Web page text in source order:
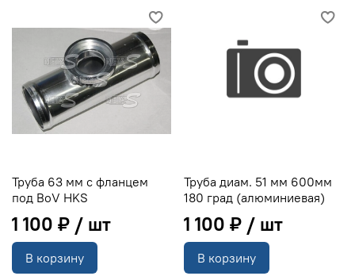
Труба 63 мм с фланцем
под BoV HKS
1 100 ₽
В корзину
Труба диам. 51 мм 600мм
180 град (алюминиевая)
1 100 ₽
В корзину